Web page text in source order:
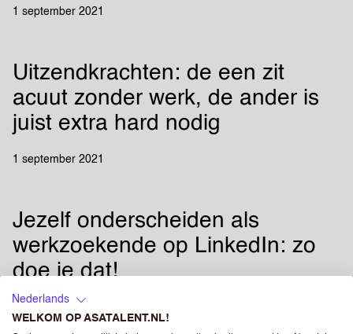
1 september 2021
Uitzendkrachten: de een zit
acuut zonder werk, de ander is
juist extra hard nodig
1 september 2021
Jezelf onderscheiden als
werkzoekende op LinkedIn: zo
doe je dat!
Nederlands
WELKOM OP ASATALENT.NL!